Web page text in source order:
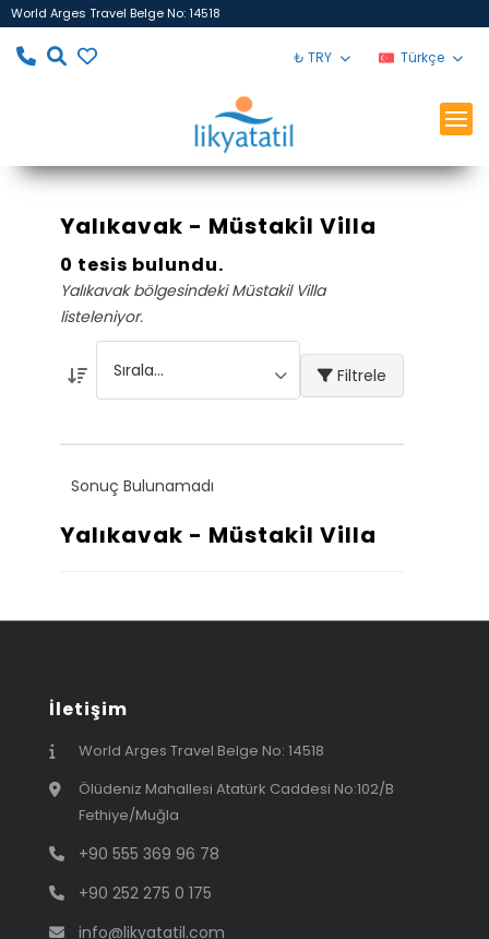
World Arges Travel Belge No: 14518
₺ TRY Türkçe
Yalıkavak - Müstakil Villa
0 tesis bulundu.
Yalıkavak bölgesindeki Müstakil Villa
listeleniyor.
Filtrele
Sonuç Bulunamadı
Yalıkavak - Müstakil Villa
İletişim
World Arges Travel Belge No: 14518
Ölüdeniz Mahallesi Atatürk Caddesi No:102/B
Fethiye/Muğla
+90 555 369 96 78
+90 252 275 0 175
info@likyatatil.com